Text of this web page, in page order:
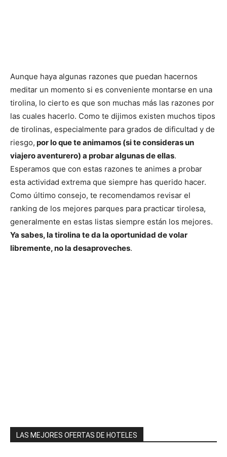
Aunque haya algunas razones que puedan hacernos
meditar un momento si es conveniente montarse en una
tirolina, lo cierto es que son muchas más las razones por
las cuales hacerlo. Como te dijimos existen muchos tipos
de tirolinas, especialmente para grados de dificultad y de
riesgo, por lo que te animamos (si te consideras un
viajero aventurero) a probar algunas de ellas.
Esperamos que con estas razones te animes a probar
esta actividad extrema que siempre has querido hacer.
Como último consejo, te recomendamos revisar el
ranking de los mejores parques para practicar tirolesa,
generalmente en estas listas siempre están los mejores.
Ya sabes, la tirolina te da la oportunidad de volar
libremente, no la desaproveches.
LAS MEJORES OFERTAS DE HOTELES